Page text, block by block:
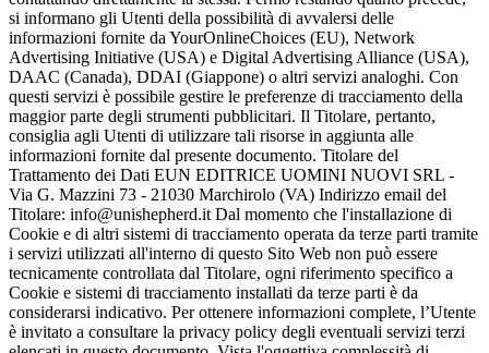
si informano gli Utenti della possibilità di avvalersi delle
informazioni fornite da YourOnlineChoices (EU), Network
Advertising Initiative (USA) e Digital Advertising Alliance (USA),
DAAC (Canada), DDAI (Giappone) o altri servizi analoghi. Con
questi servizi è possibile gestire le preferenze di tracciamento della
maggior parte degli strumenti pubblicitari. Il Titolare, pertanto,
consiglia agli Utenti di utilizzare tali risorse in aggiunta alle
informazioni fornite dal presente documento. Titolare del
Trattamento dei Dati EUN EDITRICE UOMINI NUOVI SRL -
Via G. Mazzini 73 - 21030 Marchirolo (VA) Indirizzo email del
Titolare: info@unishepherd.it Dal momento che l'installazione di
Cookie e di altri sistemi di tracciamento operata da terze parti tramite
i servizi utilizzati all'interno di questo Sito Web non può essere
tecnicamente controllata dal Titolare, ogni riferimento specifico a
Cookie e sistemi di tracciamento installati da terze parti è da
considerarsi indicativo. Per ottenere informazioni complete, l’Utente
è invitato a consultare la privacy policy degli eventuali servizi terzi